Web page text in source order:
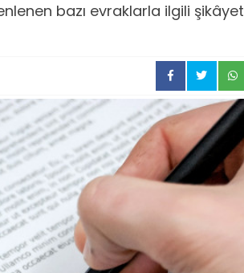
bazı evraklarla ilgili şikâyet